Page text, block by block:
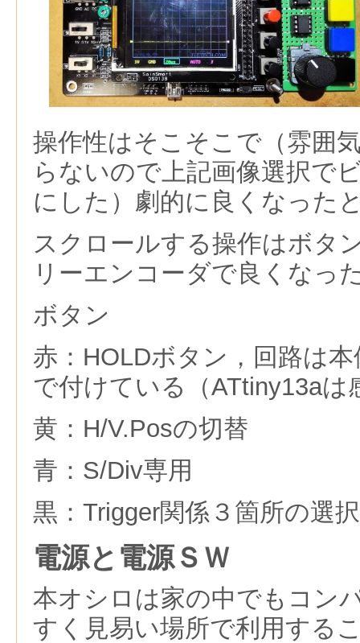
操作性はそこそこで（雰囲
らないので上記画像選択で
にした）劇的に良くなった
スクロールする操作はボタ
リーエンコーダで良くなっ
ボタン
赤：HOLDボタン，回路は
で付けている（ATtiny13aは
黄：H/V.Posの切替
青：S/Div専用
黒：Trigger関係３箇所の選択
電源と電源ＳＷ
本オシロは家の中でもコン
すく見易い場所で利用する